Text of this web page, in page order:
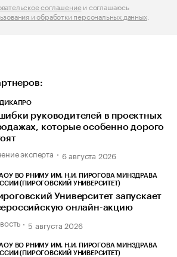
соглашениеи соглашаюсь
и обработки персональных данных.
руководителей в проектных
которые особенно дорого
эксперта 6 августа 2026
ВО РНИМУ ИМ. Н.И. ПИРОГОВА МИНЗДРАВА
(ПИРОГОВСКИЙ УНИВЕРСИТЕТ)
Университет запускает
онлайн-акцию
5 августа 2026
ВО РНИМУ ИМ. Н.И. ПИРОГОВА МИНЗДРАВА
(ПИРОГОВСКИЙ УНИВЕРСИТЕТ)